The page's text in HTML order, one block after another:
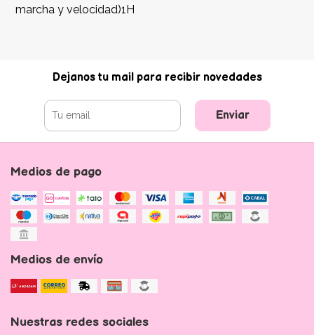
marcha y velocidad)1H
Dejanos tu mail para recibir novedades
Enviar
Medios de pago
Medios de envío
Nuestras redes sociales